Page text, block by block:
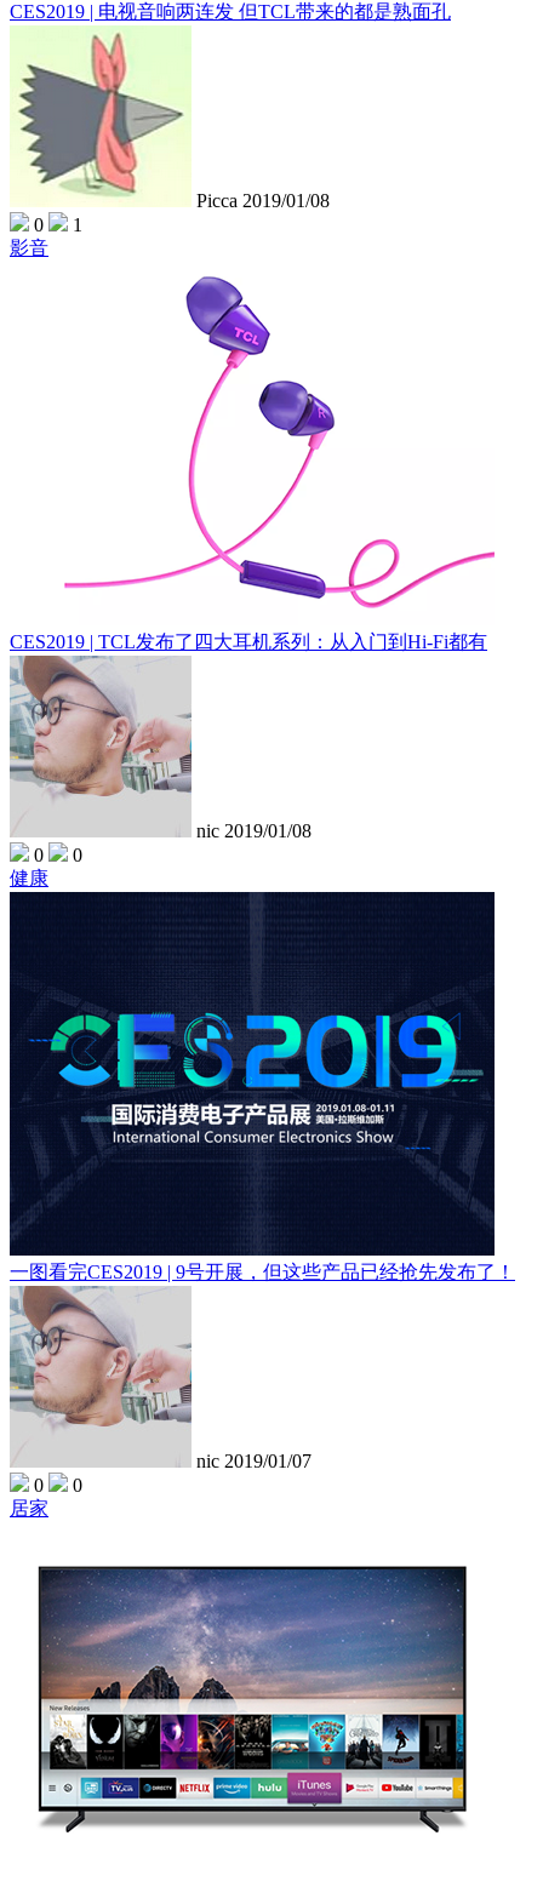
CES2019 | 电视音响两连发 但TCL带来的都是熟面孔
Picca 2019/01/08
0
1
影音
CES2019 | TCL发布了四大耳机系列：从入门到Hi-Fi都有
nic 2019/01/08
0
0
健康
一图看完CES2019 | 9号开展，但这些产品已经抢先发布了！
nic 2019/01/07
0
0
居家